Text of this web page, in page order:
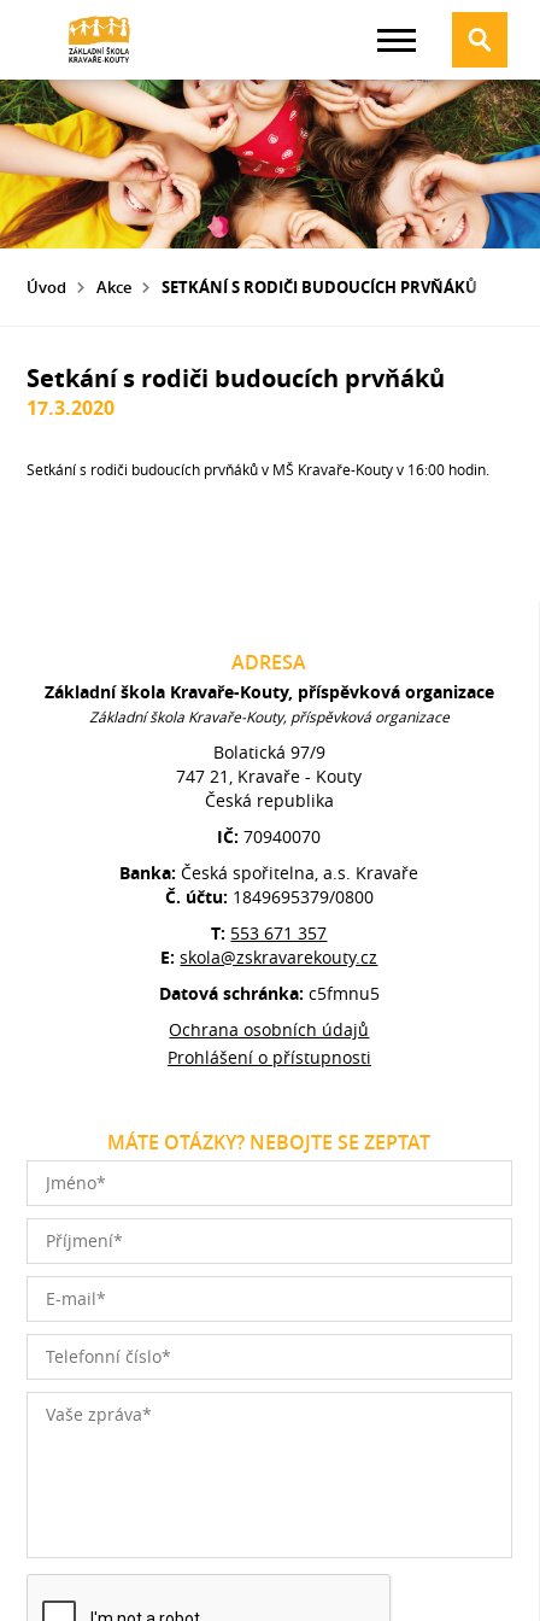
Úvod Akce SETKÁNÍ S RODIČI BUDOUCÍCH PRVŇÁKŮ
Setkání s rodiči budoucích prvňáků
17.3.2020
Setkání s rodiči budoucích prvňáků v MŠ Kravaře-Kouty v 16:00 hodin.
ADRESA
Základní škola Kravaře-Kouty, příspěvková organizace
Základní škola Kravaře-Kouty, příspěvková organizace
Bolatická 97/9
747 21, Kravaře - Kouty
Česká republika
IČ:70940070
Banka:Česká spořitelna, a.s. Kravaře
Č. účtu: 1849695379/0800
T: 553 671 357
E:skola@zskravarekouty.cz
Datová schránka: c5fmnu5
Ochrana osobních údajů
Prohlášení o přístupnosti
MÁTE OTÁZKY? NEBOJTE SE ZEPTAT